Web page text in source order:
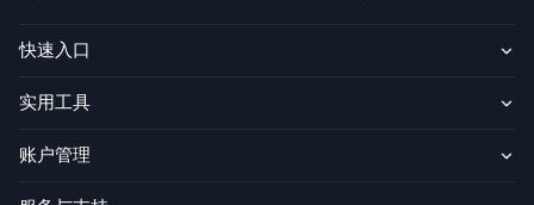
快速入口
实用工具
账户管理